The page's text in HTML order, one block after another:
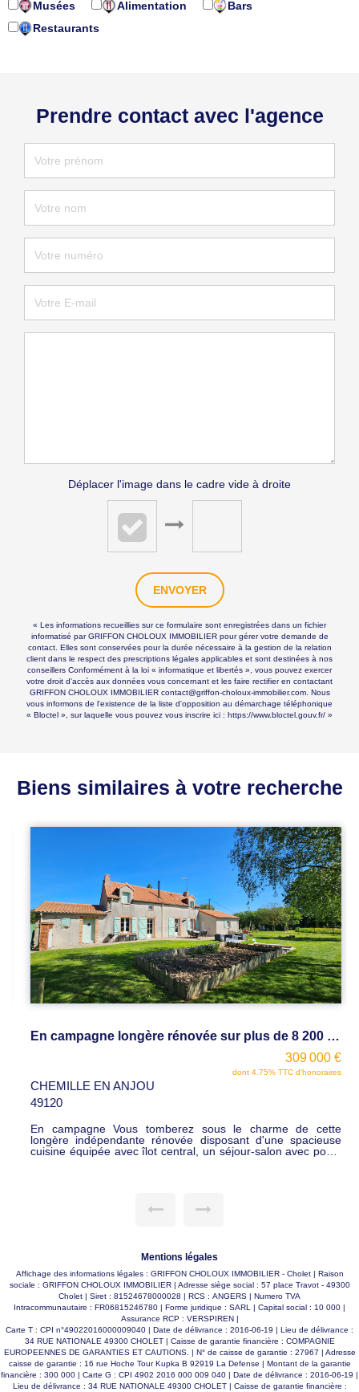
Musées Alimentation
Bars
Restaurants
Prendre contact avec l'agence
Déplacer l'image dans le cadre vide à droite
ENVOYER
« Les informations recueillies sur ce formulaire sont enregistrées dans un fichier
informatisé par GRIFFON CHOLOUX IMMOBILIER pour gérer votre demande de
contact. Elles sont conservées pour la durée nécessaire à la gestion de la relation
client dans le respect des prescriptions légales applicables et sont destinées à nos
conseillers Conformément à la loi « informatique et libertés », vous pouvez exercer
votre droit d'accès aux données vous concernant et les faire rectifier en contactant
GRIFFON CHOLOUX IMMOBILIER contact@griffon-choloux-immobilier.com. Nous
vous informons de l'existence de la liste d'opposition au démarchage téléphonique
« Bloctel », sur laquelle vous pouvez vous inscrire ici : https://www.bloctel.gouv.fr/ »
Biens similaires à votre recherche
En campagne longère rénovée sur plus de 8 200 m2 de terrain
309 000 €
dont 4.75% TTC d'honoraires
CHEMILLE EN ANJOU
49120
En campagne Vous tomberez sous le charme de cette
longère indépendante rénovée disposant d'une spacieuse
cuisine équipée avec îlot central, un séjour-salon avec poêle
terrasse sur un jardin clos et arboré avec prairie, le tout sur
Mentions légales
Affichage des informations légales : GRIFFON CHOLOUX IMMOBILIER - Cholet | Raison
sociale : GRIFFON CHOLOUX IMMOBILIER | Adresse siège social : 57 place Travot - 49300
Cholet | Siret : 81524678000028 | RCS : ANGERS | Numero TVA
Intracommunautaire : FR06815246780 | Forme juridique : SARL | Capital social : 10 000 |
Assurance RCP : VERSPIREN |
Carte T : CPI n°49022016000009040 | Date de délivrance : 2016-06-19 | Lieu de délivrance :
34 RUE NATIONALE 49300 CHOLET | Caisse de garantie financière : COMPAGNIE
EUROPEENNES DE GARANTIES ET CAUTIONS. | N° de caisse de garantie : 27967 | Adresse
caisse de garantie : 16 rue Hoche Tour Kupka B 92919 La Defense | Montant de la garantie
financière : 300 000 | Carte G : CPI 4902 2016 000 009 040 | Date de délivrance : 2016-06-19 |
Lieu de délivrance : 34 RUE NATIONALE 49300 CHOLET | Caisse de garantie financière :